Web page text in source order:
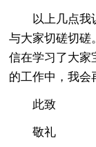
以上几点我
与大家切磋切磋
信在学习了大家
的工作中，我会
此致
敬礼